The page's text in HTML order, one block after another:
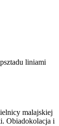
liniami
malajskiej
Obiadokolacja i